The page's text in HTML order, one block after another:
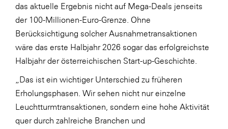
das aktuelle Ergebnis nicht auf Mega-Deals jenseits
der 100-Millionen-Euro-Grenze. Ohne
Berücksichtigung solcher Ausnahmetransaktionen
wäre das erste Halbjahr 2026 sogar das erfolgreichste
Halbjahr der österreichischen Start-up-Geschichte.
„Das ist ein wichtiger Unterschied zu früheren
Erholungsphasen. Wir sehen nicht nur einzelne
Leuchtturmtransaktionen, sondern eine hohe Aktivität
quer durch zahlreiche Branchen und